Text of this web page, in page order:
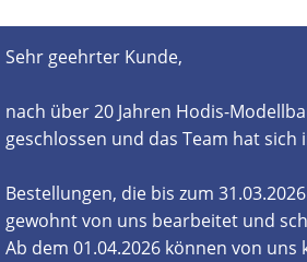
Sehr geehrter Kunde,
nach über 20 Jahren Hodis-
geschlossen und das Team hat
Bestellungen, die bis zum
gewohnt von uns bearbeitet und
Ab dem 01.04.2026 können von